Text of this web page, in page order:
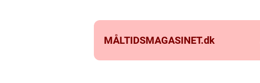
MÅLTIDSMAGASINET.dk